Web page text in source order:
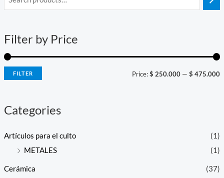
Filter by Price
i
r
i
a
r
i
FILTER Price:$ 250.000 —$ 475.000
Categories
Artículos para el culto
(1)
METALES
(1)
Cerámica
(37)